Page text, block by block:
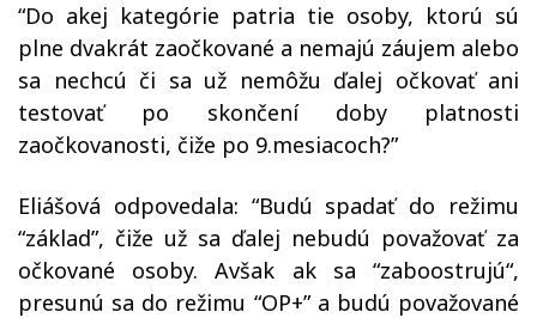
“Do akej kategórie patria tie osoby, ktorú sú
plne dvakrát zaočkované a nemajú záujem alebo
sa nechcú či sa už nemôžu ďalej očkovať ani
testovať po skončení doby platnosti
zaočkovanosti, čiže po 9.mesiacoch?”
Eliášová odpovedala: “Budú spadať do režimu
“základ”, čiže už sa ďalej nebudú považovať za
očkované osoby. Avšak ak sa “zaboostrujú“,
presunú sa do režimu “OP+” a budú považované